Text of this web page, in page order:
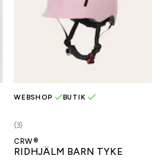
(3)
WEBSHOP BUTIK
CRW®
RIDHJÄLM BARN TYKE